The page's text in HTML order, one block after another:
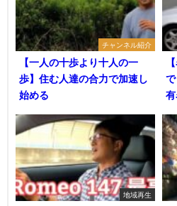
チャンネル紹介
【一人の十歩より十人の一
歩】住む人達の合力で加速し
始める
で
地域再生